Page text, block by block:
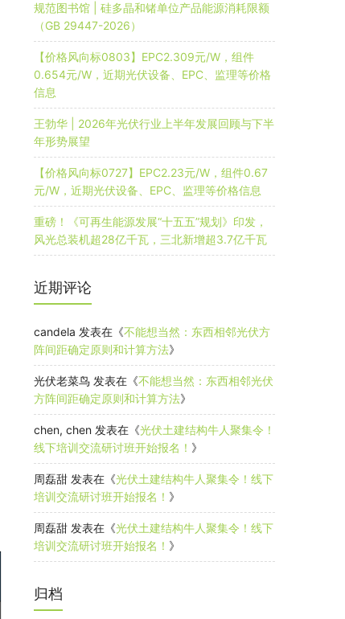
规范图书馆 | 硅多晶和锗单位产品能源消耗限额
（GB 29447-2026）
【价格风向标0803】EPC2.309元/W，组件
0.654元/W，近期光伏设备、EPC、监理等价格
信息
王勃华 | 2026年光伏行业上半年发展回顾与下半
年形势展望
【价格风向标0727】EPC2.23元/W，组件0.67
元/W，近期光伏设备、EPC、监理等价格信息
重磅！《可再生能源发展“十五五”规划》印发，
风光总装机超28亿千瓦，三北新增超3.7亿千瓦
近期评论
candela 发表在《不能想当然：东西相邻光伏方
阵间距确定原则和计算方法》
光伏老菜鸟 发表在《不能想当然：东西相邻光伏
方阵间距确定原则和计算方法》
chen, chen 发表在《光伏土建结构牛人聚集令！
线下培训交流研讨班开始报名！ 》
周磊甜 发表在《光伏土建结构牛人聚集令！线下
培训交流研讨班开始报名！ 》
周磊甜 发表在《光伏土建结构牛人聚集令！线下
培训交流研讨班开始报名！ 》
归档